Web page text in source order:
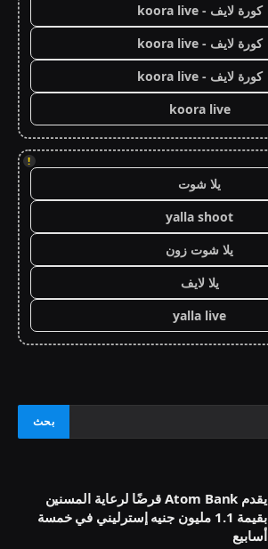
كورة لايف - koora live
كورة لايف - koora live
كورة لايف - koora live
koora live
!
يلا شوت
yalla shoot
يلا شوت زون
يلا لايف
yalla live
يقدم Atom Bank قرضًا لرعاية المسنين
بقيمة 1.1 مليون جنيه إسترليني في خمسة
أسابيع